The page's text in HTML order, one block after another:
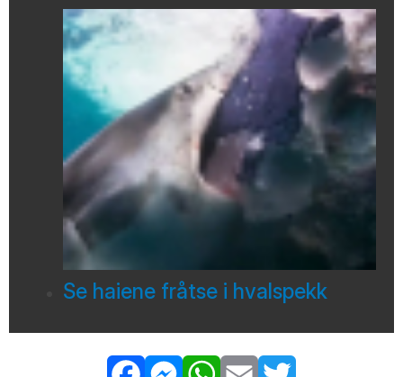
Se haiene fråtse i hvalspekk